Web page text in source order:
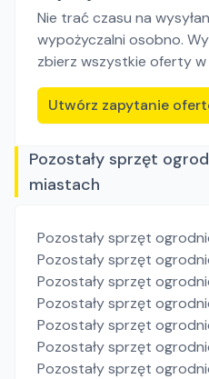
Nie trać czasu na
wypożyczalni osobno.
zbierz wszystkie oferty w
Utwórz zapytanie
Pozostały sprzęt
miastach
Pozostały sprzęt
Pozostały sprzęt
Pozostały sprzęt
Pozostały sprzęt
Pozostały sprzęt
Pozostały sprzęt
Pozostały sprzęt